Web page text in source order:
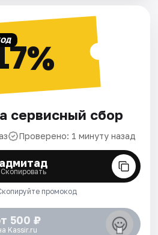
сервисный сбор
Проверено: 1 минуту назад
адмитад
Скопировать
промокод
500 ₽
Kassir.ru